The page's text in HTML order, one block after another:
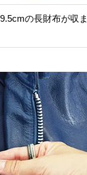
の長財布が収ま